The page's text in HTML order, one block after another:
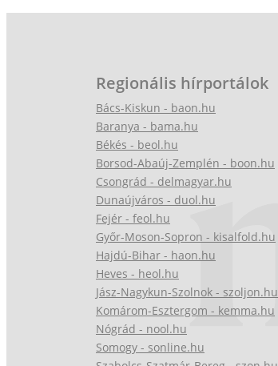
Regionális hírportálok
Bács-Kiskun - baon.hu
Baranya - bama.hu
Békés - beol.hu
Borsod-Abaúj-Zemplén - boon.hu
Csongrád - delmagyar.hu
Dunaújváros - duol.hu
Fejér - feol.hu
Győr-Moson-Sopron - kisalfold.hu
Hajdú-Bihar - haon.hu
Heves - heol.hu
Jász-Nagykun-Szolnok - szoljon.hu
Komárom-Esztergom - kemma.hu
Nógrád - nool.hu
Somogy - sonline.hu